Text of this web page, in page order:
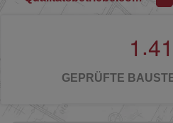
1 .41
GEPRÜFTE